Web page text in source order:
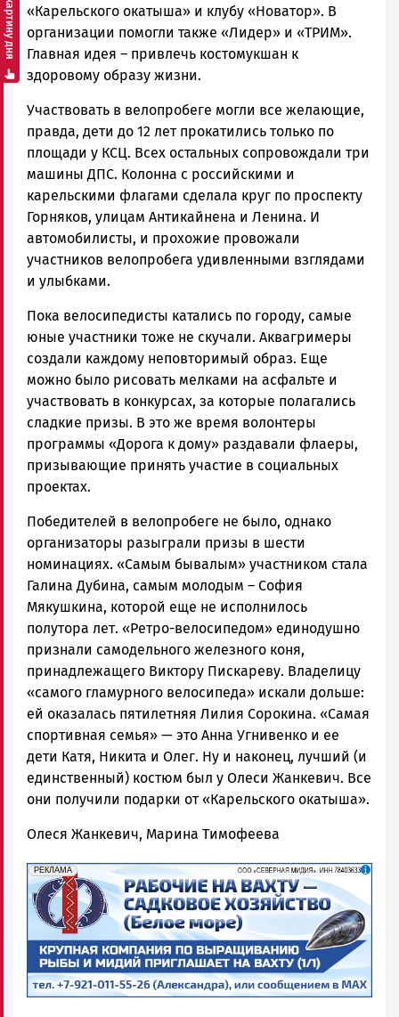
«Карельского окатыша» и клубу «Новатор». В
организации помогли также «Лидер» и «ТРИМ».
Главная идея – привлечь костомукшан к
здоровому образу жизни.
Участвовать в велопробеге могли все желающие,
правда, дети до 12 лет прокатились только по
площади у КСЦ. Всех остальных сопровождали три
машины ДПС. Колонна с российскими и
карельскими флагами сделала круг по проспекту
Горняков, улицам Антикайнена и Ленина. И
автомобилисты, и прохожие провожали
участников велопробега удивленными взглядами
и улыбками.
Пока велосипедисты катались по городу, самые
юные участники тоже не скучали. Аквагримеры
создали каждому неповторимый образ. Еще
можно было рисовать мелками на асфальте и
участвовать в конкурсах, за которые полагались
сладкие призы. В это же время волонтеры
программы «Дорога к дому» раздавали флаеры,
призывающие принять участие в социальных
проектах.
Победителей в велопробеге не было, однако
организаторы разыграли призы в шести
номинациях. «Самым бывалым» участником стала
Галина Дубина, самым молодым – София
Мякушкина, которой еще не исполнилось
полутора лет. «Ретро-велосипедом» единодушно
признали самодельного железного коня,
принадлежащего Виктору Пискареву. Владелицу
«самого гламурного велосипеда» искали дольше:
ей оказалась пятилетняя Лилия Сорокина. «Самая
спортивная семья» — это Анна Угнивенко и ее
дети Катя, Никита и Олег. Ну и наконец, лучший (и
единственный) костюм был у Олеси Жанкевич. Все
они получили подарки от «Карельского окатыша».
Олеся Жанкевич, Марина Тимофеева
erid: 2SDnjf467GP
РЕКЛАМА
Реклама